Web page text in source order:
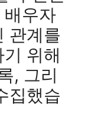
배우자
관계를
위해
, 그리
집했습